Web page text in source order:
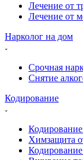
Лечение от
Лечение от
Нарколог на дом
Срочная
Снятие
Кодирование
Химзащита